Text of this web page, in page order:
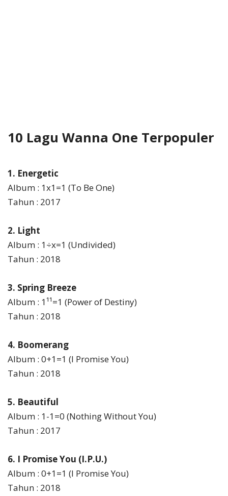
10 Lagu Wanna One Terpopuler
1. Energetic
Album : 1x1=1 (To Be One)
Tahun : 2017
2. Light
Album : 1÷x=1 (Undivided)
Tahun : 2018
3. Spring Breeze
Album : 1¹¹=1 (Power of Destiny)
Tahun : 2018
4. Boomerang
Album : 0+1=1 (I Promise You)
Tahun : 2018
5. Beautiful
Album : 1-1=0 (Nothing Without You)
Tahun : 2017
6. I Promise You (I.P.U.)
Album : 0+1=1 (I Promise You)
Tahun : 2018